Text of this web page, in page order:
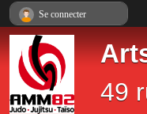
49
Se connecter
Panneau de gestion des